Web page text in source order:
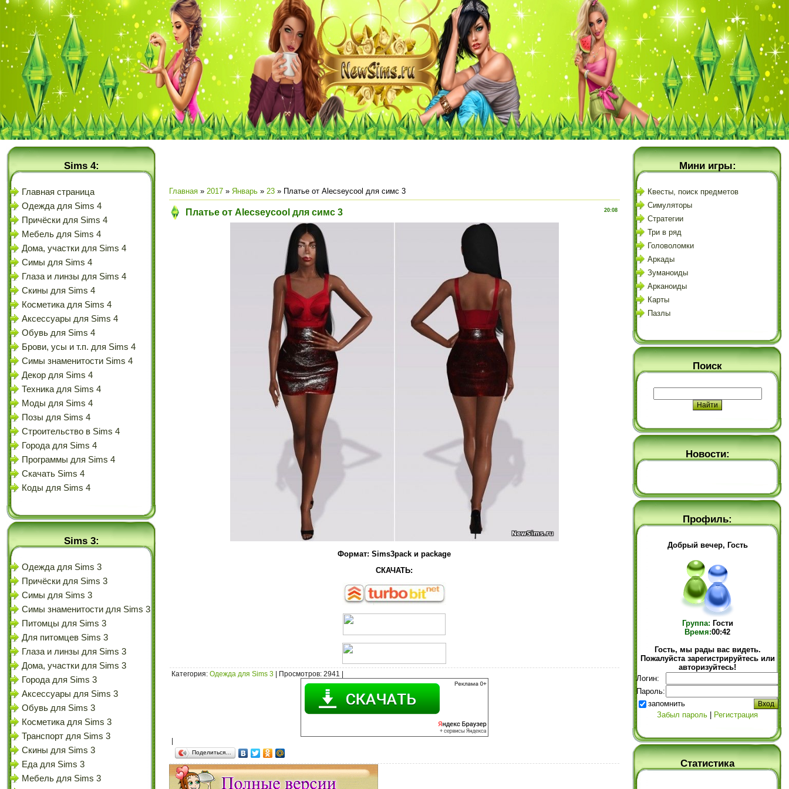
Sims 4:
Главная страница
Одежда для Sims 4
Причёски для Sims 4
Мебель для Sims 4
Дома, участки для Sims 4
Симы для Sims 4
Глаза и линзы для Sims 4
Скины для Sims 4
Косметика для Sims 4
Аксессуары для Sims 4
Обувь для Sims 4
Брови, усы и т.п. для Sims 4
Симы знаменитости Sims 4
Декор для Sims 4
Техника для Sims 4
Моды для Sims 4
Позы для Sims 4
Строительство в Sims 4
Города для Sims 4
Программы для Sims 4
Скачать Sims 4
Коды для Sims 4
Sims 3:
Одежда для Sims 3
Причёски для Sims 3
Симы для Sims 3
Симы знаменитости для Sims 3
Питомцы для Sims 3
Для питомцев Sims 3
Глаза и линзы для Sims 3
Дома, участки для Sims 3
Города для Sims 3
Аксессуары для Sims 3
Обувь для Sims 3
Косметика для Sims 3
Транспорт для Sims 3
Скины для Sims 3
Еда для Sims 3
Мебель для Sims 3
Главная » 2017 » Январь » 23 » Платье от Alecseycool для симс 3
20:08
Платье от Alecseycool для симс 3
Формат: Sims3pack и package
СКАЧАТЬ:
Категория: Одежда для Sims 3 Просмотров: 2941 |
Поделиться…
Мини игры:
Квесты, поиск предметов
Симуляторы
Стратегии
Три в ряд
Головоломки
Аркады
Зуманоиды
Арканоиды
Карты
Пазлы
Поиск
Новости:
Профиль:
Добрый вечер, Гость
Группа: Гости
Время:00:42
Гость, мы рады вас видеть.
Пожалуйста зарегистрируйтесь или
авторизуйтесь!
Логин:
Пароль:
запомнить
Забыл пароль
Регистрация
Статистика